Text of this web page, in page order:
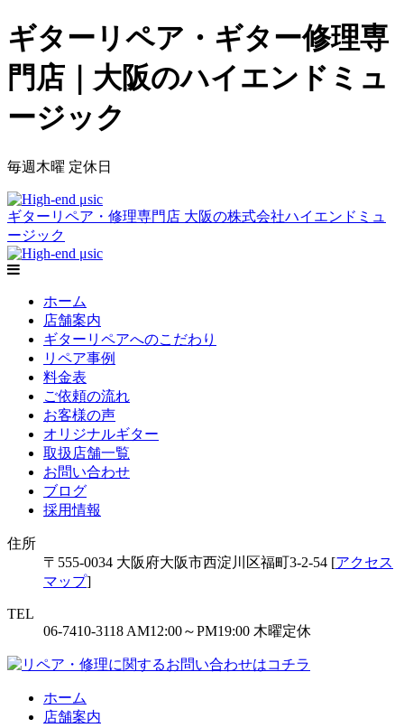
ギターリペア・ギター修理専
門店｜大阪のハイエンドミュ
ージック
毎週木曜 定休日
ギターリペア・修理専門店 大阪の株式会社ハイエンドミュ
ージック
ホーム
店舗案内
ギターリペアへのこだわり
リペア事例
料金表
ご依頼の流れ
お客様の声
オリジナルギター
取扱店舗一覧
お問い合わせ
ブログ
採用情報
住所
〒555-0034 大阪府大阪市西淀川区福町3-2-54 [アクセス
マップ]
TEL
06-7410-3118 AM12:00～PM19:00 木曜定休
ホーム
店舗案内